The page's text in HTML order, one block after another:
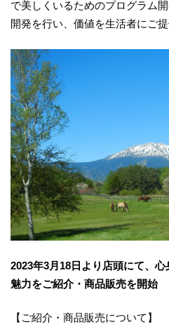
で美しくいるためのプログラム
開発を行い、価値を生活者にご提
2023年3月18日より店頭にて、
魅力をご紹介・商品販売を開始
【ご紹介・商品販売について】